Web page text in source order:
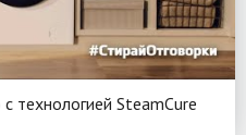
технологией SteamCure